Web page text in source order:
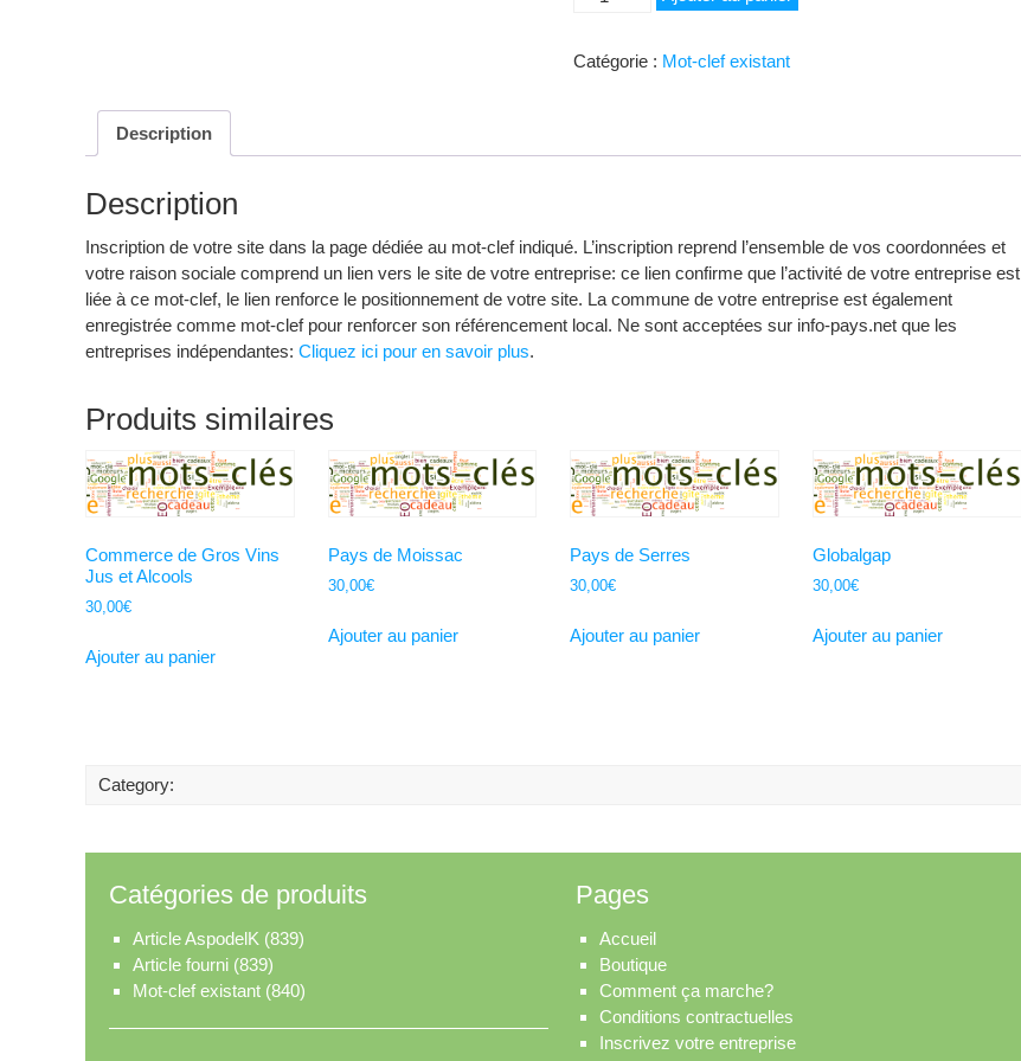
Catégorie : Mot-clef existant
Description
Description
Inscription de votre site dans la page dédiée au mot-clef indiqué. L’inscription reprend l’ensemble de vos coordonnées et
votre raison sociale comprend un lien vers le site de votre entreprise: ce lien confirme que l’activité de votre entreprise est
liée à ce mot-clef, le lien renforce le positionnement de votre site. La commune de votre entreprise est également
enregistrée comme mot-clef pour renforcer son référencement local. Ne sont acceptées sur info-pays.net que les
entreprises indépendantes: Cliquez ici pour en savoir plus.
Produits similaires
Commerce de Gros Vins
Jus et Alcools
30,00€
Ajouter au panier
Pays de Moissac
30,00€
Ajouter au panier
Pays de Serres
30,00€
Ajouter au panier
Globalgap
30,00€
Ajouter au panier
Category:
Catégories de produits
Article AspodelK (839)
Article fourni (839)
Mot-clef existant (840)
Pages
Accueil
Boutique
Comment ça marche?
Conditions contractuelles
Inscrivez votre entreprise